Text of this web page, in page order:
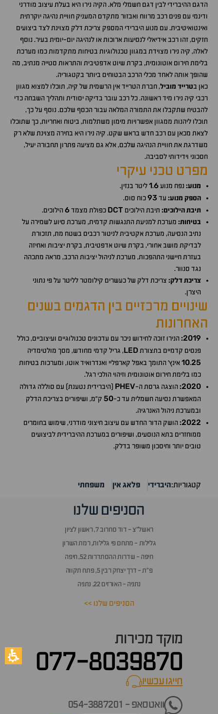
הדגם ההיברידי לבין דגם חשמלי מלא. הקיה נירו היא בעלת עיצוב מודרני
ודינמי עם פנים רכב מרווח ואבזור מתקדם המעניק חוויית נהיגה יוקרתית
ואינטואיטיבית. עם מנוע היברידי המספק צריכת דלק מצוינת לצד ביצועים
חזקים, זהו רכב אידיאלי לנסיעות ארוכות או לנהיגה יום-יומית בעיר. נוסף
לאלה, קיה נירו מצוידת במגוון טכנולוגיות בטיחות מתקדמות כמו מערכת
בלימת חירום אוטונומית, בקרת שיוט אדפטיבית והתראות סטייה מנתיב, מה
שהופך אותה לאחד מכלי הרכב הבטוחים ביותר בקטגוריה.
כאן בטרייד מוביל, חברת הטרייד אין הרשמית של קיה, תוכלו למצוא מגוון
רכבי קיה נירו מיד ראשונה. כל רכב עובר בדיקה יסודית ותהליך השבחה כדי
להבטיח שתקבלו את התמורה המלאה עבור הכסף שלכם. נוסף על כך,
תוכלו ליהנות ממגוון אפשרויות מימון משתלמות, ביטוח ואחריות, כך שתוכלו
לצאת מכאן עם רכב חדש בראש שקט. קיה נירו היא בחירה מצוינת שלא רק
משדרגת את חוויית הנהיגה שלכם, אלא גם מציעה פתרון תחבורה יעיל,
חסכוני וידידותי לסביבה.
מפרט טכני עיקרי
מנוע: נפח מנוע 1.6
ליטר בנזין.
הספק מנוע: עד93כוח סוס.
תיבת הילוכים: תיבת הילוכים DCT כפולת מצמד6הילוכים.
בטיחות: מערכת למניעת התנגשות קדמית, מערכת סיוע לשמירה על
נתיב הנסיעה, מערכת אקטיבית לניטור רכבים בשטח מת, תזכורת
לבדיקת מושב אחורי, בקרת שיוט אדפטיבית, בקרת יציבות ואחיזה
בעזרת חיישני התהפכות, מערכת לניהול יציבות הרכב, מראה מתכהה
נגד סנוור.
צריכת דלק: צריכת דלק של כעשרים קילומטר לליטר על פי נתוני
היצרן.
שינויים מרכזיים בין הדגמים בשנים
האחרונות
2019
:הנירו זוכה לחידוש ניכר עם עדכונים טכנולוגיים ועיצוביים, כולל
פנסים קדמיים בתצורתLED, גריל קדמי מחודש, מסך מולטימדיה
10.25
אינץ' התומך באפל קארפליי ואנדרואיד אוטו, ומערכות בטיחות
כמו בלימת חירום אוטונומית וזיהוי הולכי רגל.
2020
:הוצגה גרסת ה-PHEV (היברידית נטענת) עם סוללה גדולה
המאפשרת נסיעה חשמלית עד כ-50 ק"מ, ושיפורים בצריכת הדלק
ובמערכת ניהול האנרגיה.
2022
:הושק הדור החדש עם עיצוב חיצוני מודרני, שימוש בחומרים
ממוחזרים בתא הנוסעים, ושיפורים במערכת ההיברידית לביצועים
טובים יותר וחיסכון משופר בדלק.
קטגוריות:היברידי פלאג אין משפחתי
הסניפים שלנו
ראשל״צ - דוד סחרוב 7, ראשון לציון
גלילות - מתחם פי גלילות, רמת השרון
חיפה - שדרות ההסתדרות 52, חיפה
פ״ת - דרך יצחק רבין 5, פתח תקווה
נתניה - האורזים 22, נתניה
הסניפים שלנו >>
מוקד מכירות
077-8039870
חייגו עכשיוcall now
וואטסאפ - 054-3887201